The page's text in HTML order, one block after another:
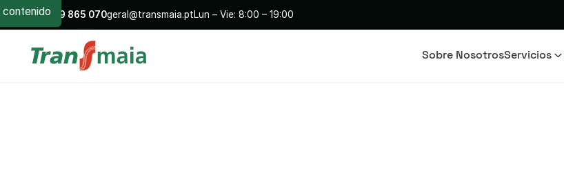
contenido
+351229 865 070geral@transmaia.ptLun – Vie: 8:00 – 19:00
Sobre NosotrosServicios